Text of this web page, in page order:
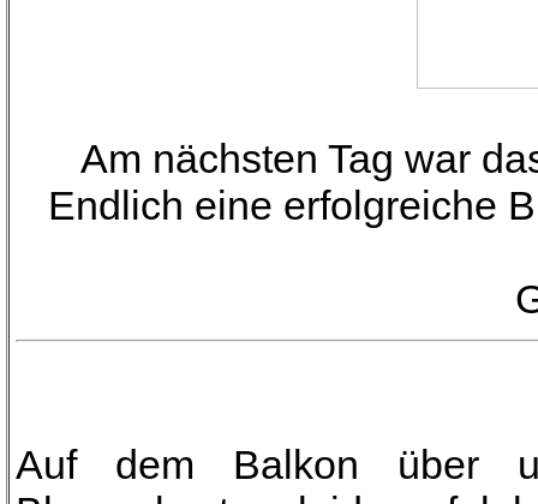
Am nächsten Tag war
Endlich eine erfolgreiche
Auf dem Balkon über